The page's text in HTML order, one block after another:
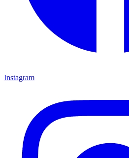
Instagram